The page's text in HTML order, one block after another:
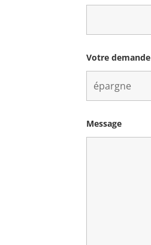
Votre demande
Message